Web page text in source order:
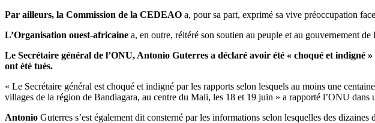
Par ailleurs, la Commission de la CEDEAO a, pour sa part, exprimé sa vive préoccupation
L’Organisation ouest-africaine a, en outre, réitéré son soutien au peuple et au gouvernement
Le Secrétaire général de l’ONU, Antonio Guterres a déclaré avoir été « choqué et indigné
ont été tués.
« Le Secrétaire général est choqué et indigné par les rapports selon lesquels au moins une
villages de la région de Bandiagara, au centre du Mali, les 18 et 19 juin » a rapporté l’ONU dans
Antonio Guterres s’est également dit consterné par les informations selon lesquelles des